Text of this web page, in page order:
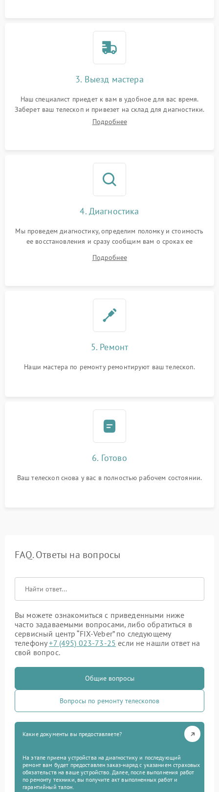
3. Выезд мастера
Наш специалист приедет к вам в удобное для вас время.
Заберет ваш телескоп и привезет на склад для диагностики.
Подробнее
4. Диагностика
Мы проведем диагностику, определим поломку и стоимость
ее восстановления и сразу сообщим вам о сроках ее
Подробнее
5. Ремонт
Наши мастера по ремонту ремонтируют ваш телескоп.
6. Готово
Ваш телескоп снова у вас в полностью рабочем состоянии.
FAQ. Ответы на вопросы
Вы можете ознакомиться с приведенными ниже
часто задаваемыми вопросами, либо обратиться в
сервисный центр “FIX-Veber” по следующему
телефону+7 (495) 023-73-25 если не нашли ответ на
свой вопрос.
Общие вопросы
Вопросы по ремонту телескопов
Какие документы вы предоставляете?
На этапе приема устройства на диагностику и последующий
ремонт вам будет предоставлен заказ-наряд с указанием страховых
обязательств на ваше устройство. Далее, после выполнения работ
по ремонту техники, вы получите акт выполненных работ и
гарантийный талон.